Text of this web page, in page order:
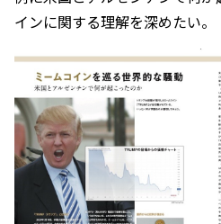
インに関する理解を深めたい。